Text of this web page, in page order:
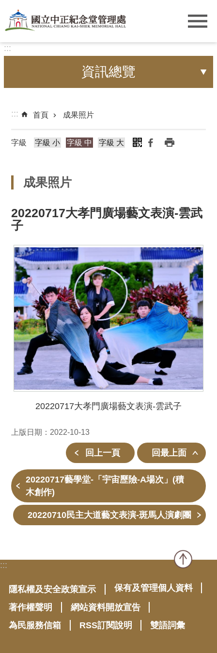
跳到主要內容區塊
:::
資訊總覽
::: 首頁 成果照片
字級 字級 小 字級 中 字級 大
成果照片
20220717大孝門廣場藝文表演-雲武
子
20220717大孝門廣場藝文表演-雲武子
上版日期：2022-10-13
回上一頁 回最上面
20220717藝學堂-「宇宙歷險-A場次」(積
木創作)
20220710民主大道藝文表演-斑馬人演劇團
:::
隱私權及安全政策宣示
保有及管理個人資料
著作權聲明
網站資料開放宣告
為民服務信箱
RSS訂閱說明 雙語詞彙